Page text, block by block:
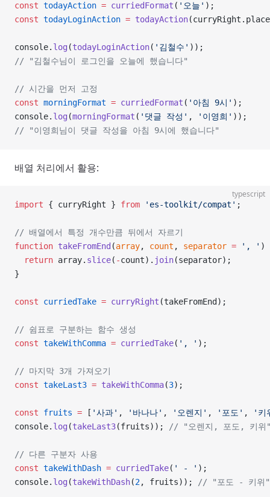
const todayAction = curriedFormat ( '오늘' );
const todayLoginAction = todayAction
console. log (todayLoginAction( '김철수' ));
// "김철수님이 로그인을 오늘에 했습니다"
// 시간을 먼저 고정
const morningFormat = curriedFormat ( '아침 9시' );
console. log (morningFormat ( '댓글 작성' , '이영희' ));
// "이영희님이 댓글 작성을 아침 9시에 했습니다"
배열 처리에서 활용:
typescript
import { curryRight } from 'es-toolkit/compat' ;
// 배열에서 특정 개수만큼 뒤에서 자르기
function takeFromEnd (array, count , separator = ', ' )
  return
array. slice( -count). join(separator);
}
const curriedTake = curryRight (takeFromEnd);
// 쉼표로 구분하는 함수 생성
const takeWithComma = curriedTake( ', ' );
// 마지막 3개 가져오기
const takeLast3 = takeWithComma(3);
const fruits = [ '사과' , '바나나' , '오렌지' , '포도' ,
'키
console. log (takeLast3(fruits)); // "오렌지, 포도, 키위
// 다른 구분자 사용
const takeWithDash = curriedTake( ' - ' );
console. log (takeWithDash(2, fruits)); // "포도 - 키위"